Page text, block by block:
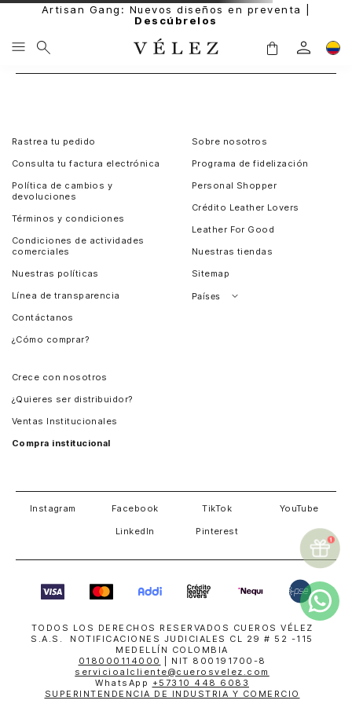
Artisan Gang: Nuevos diseños en preventa |
Descúbrelos
Rastrea tu pedido
Consulta tu factura electrónica
Política de cambios y
devoluciones
Términos y condiciones
Condiciones de actividades
comerciales
Nuestras políticas
Línea de transparencia
Contáctanos
¿Cómo comprar?
Sobre nosotros
Programa de fidelización
Personal Shopper
Crédito Leather Lovers
Leather For Good
Nuestras tiendas
Sitemap
Países
Crece con nosotros
¿Quieres ser distribuidor?
Ventas Institucionales
Compra institucional
Instagram Facebook TikTok YouTube
LinkedIn Pinterest
TODOS LOS DERECHOS RESERVADOS CUEROS VÉLEZ
S.A.S. NOTIFICACIONES JUDICIALES CL 29 # 52 -115
MEDELLÍN COLOMBIA
018000114000
| NIT 800191700-8
servicioalcliente@cuerosvelez.com
WhatsApp +57310 448 6083
SUPERINTENDENCIA DE INDUSTRIA Y COMERCIO